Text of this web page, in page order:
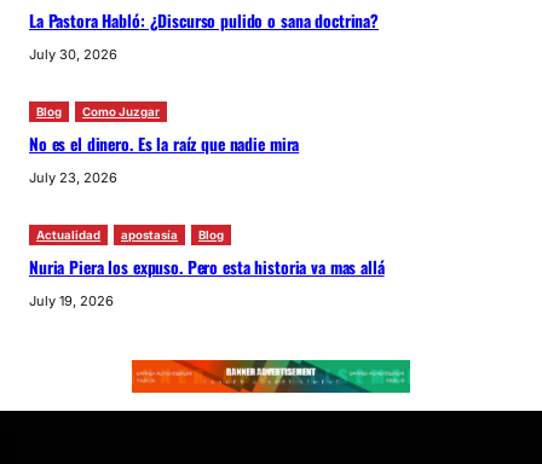
La Pastora Habló: ¿Discurso pulido o sana doctrina?
July 30, 2026
Blog Como Juzgar
No es el dinero. Es la raíz que nadie mira
July 23, 2026
Actualidad apostasía Blog
Nuria Piera los expuso. Pero esta historia va mas allá
July 19, 2026